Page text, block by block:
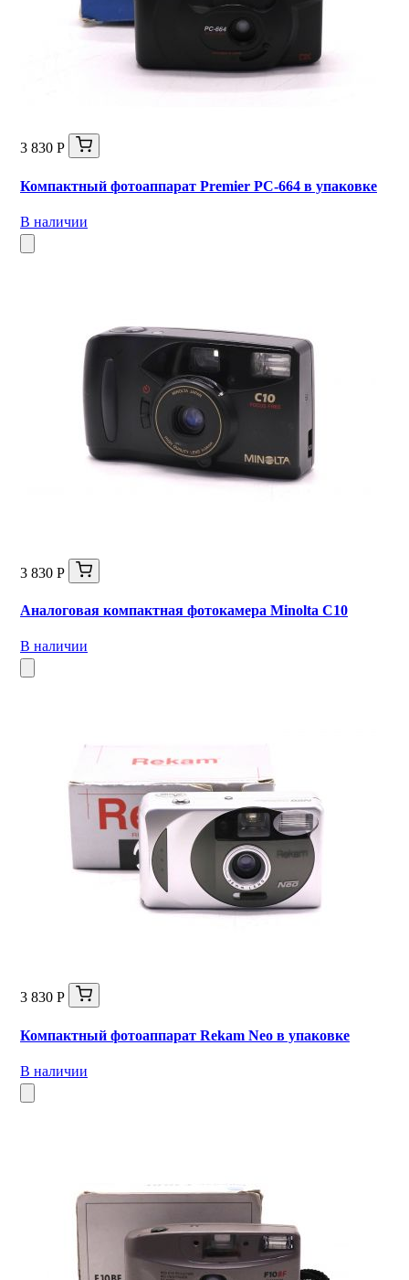
3 830 Р
Компактный фотоаппарат Premier PC-664 в упаковке
В наличии
3 830 Р
Аналоговая компактная фотокамера Minolta C10
В наличии
3 830 Р
Компактный фотоаппарат Rekam Neo в упаковке
В наличии